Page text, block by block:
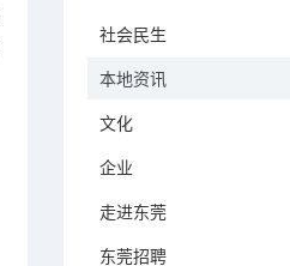
社会民生
本地资讯
文化
企业
走进东莞
东莞招聘